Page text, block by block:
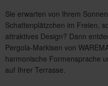
Sie erwarten von Ihrem
Schattenplätzchen im Freien,
attraktives Design? Dann
Pergola-Markisen von
harmonische Formensprache
auf Ihrer Terrasse.